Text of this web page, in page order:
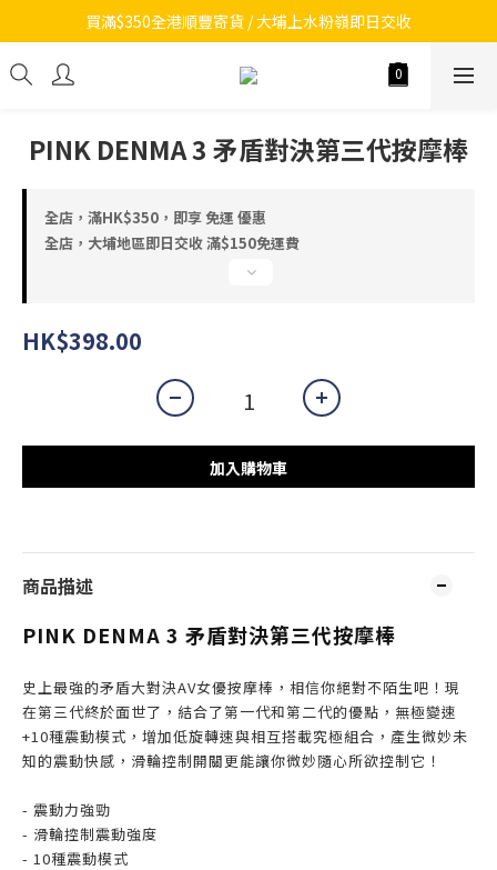
買滿$350全港順豐寄貨 / 大埔上水粉嶺即日交收
PINK DENMA 3 矛盾對決第三代按摩棒
全店，滿HK$350，即享 免運 優惠
全店，大埔地區即日交收 滿$150免運費
HK$398.00
加入購物車
商品描述
PINK DENMA 3 矛盾對決第三代按摩棒
史上最強的矛盾大對決AV女優按摩棒，相信你絕對不陌生吧！現
在第三代終於面世了，結合了第一代和第二代的優點，無極變速
+10種震動模式，增加低旋轉速與相互搭載究極組合，產生微妙未
知的震動快感，滑輪控制開關更能讓你微妙隨心所欲控制它！
- 震動力強勁
- 滑輪控制震動強度
- 10種震動模式